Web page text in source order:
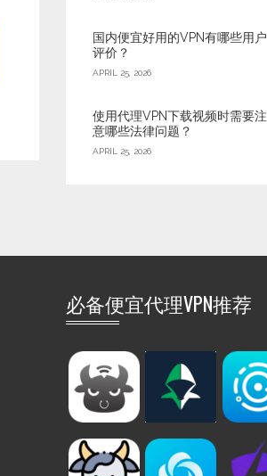
国内便宜好用的VPN有哪些用户
评价？
APRIL 25, 2026
使用代理VPN下载视频时需要注
意哪些法律问题？
APRIL 25, 2026
必备便宜代理VPN推荐